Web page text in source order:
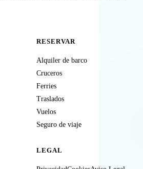
RESERVAR
Alquiler de barco
Cruceros
Ferries
Traslados
Vuelos
Seguro de viaje
LEGAL